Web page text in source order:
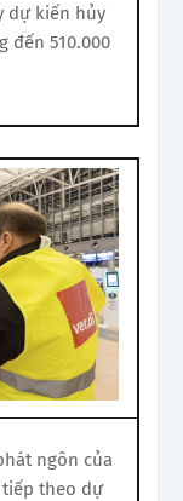
dự kiến hủy
đến 510.000
ngôn của
theo dự